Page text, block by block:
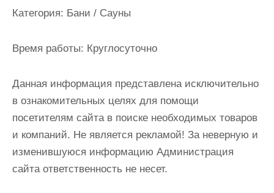
Категория: Бани / Сауны
Время работы: Круглосуточно
Данная информация представлена исключительно
в ознакомительных целях для помощи
посетителям сайта в поиске необходимых товаров
и компаний. Не является рекламой! За неверную и
изменившуюся информацию Администрация
сайта ответственность не несет.